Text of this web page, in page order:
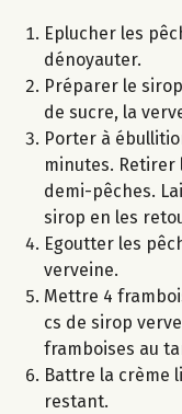
Eplucher les
dénoyauter.
Préparer le
de sucre, la
Porter à
minutes. Retirer
demi-pêches.
sirop en les
Egoutter les
verveine.
Mettre 4
cs de sirop
framboises au
Battre la crème
restant.